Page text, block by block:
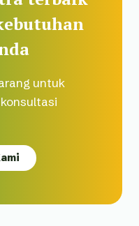
untuk